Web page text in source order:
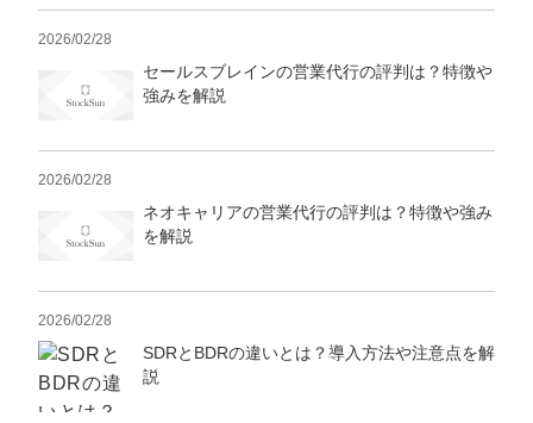
2026/02/28
セールスブレインの営業代行の評判は？特徴や
強みを解説
2026/02/28
ネオキャリアの営業代行の評判は？特徴や強み
を解説
2026/02/28
SDRとBDRの違いとは？導入方法や注意点を解
説